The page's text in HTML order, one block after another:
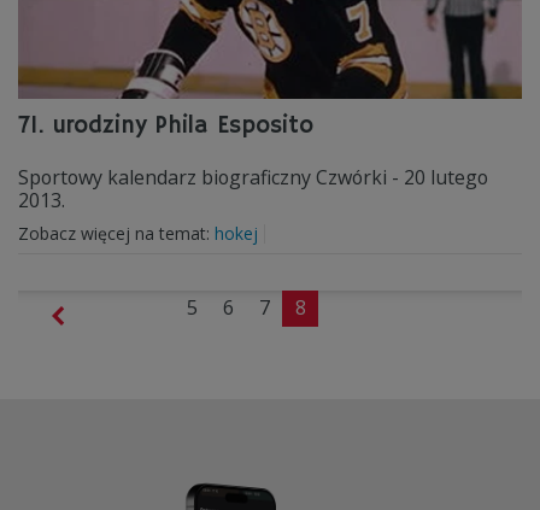
71. urodziny Phila Esposito
Sportowy kalendarz biograficzny Czwórki - 20 lutego
2013.
Zobacz więcej na temat: hokej
5 6 7 8